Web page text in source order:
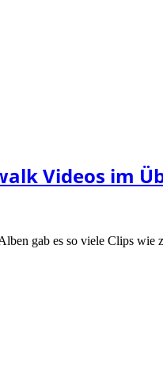
Videos im
gab es so viele Clips